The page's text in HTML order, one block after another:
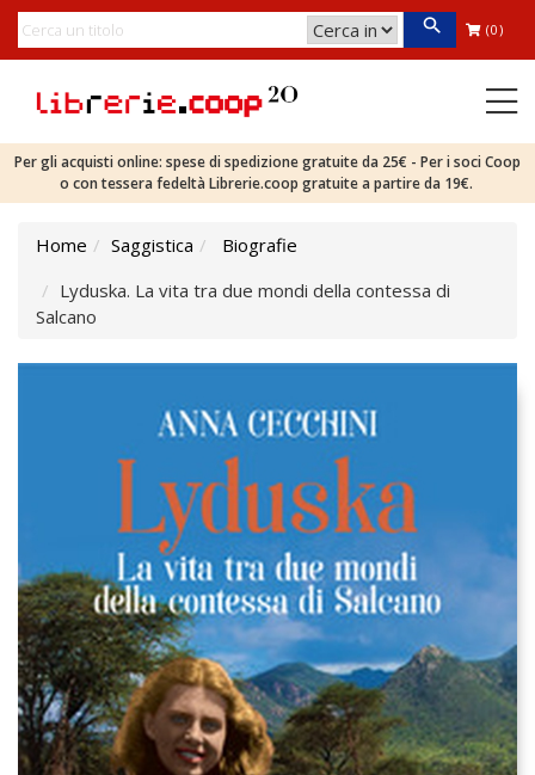
(0)
Per gli acquisti online: spese di spedizione gratuite da 25€ - Per i soci Coop
o con tessera fedeltà Librerie.coop gratuite a partire da 19€.
Home Saggistica
Biografie
Lyduska. La vita tra due mondi della contessa di
Salcano